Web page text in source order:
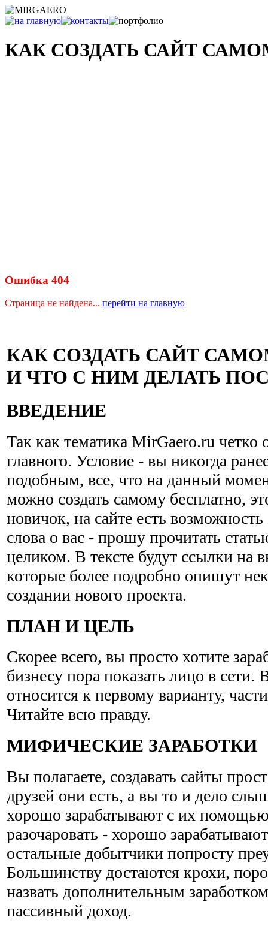
КАК СОЗДАТЬ САЙТ
Ошибка 404
Страница не найдена... перейти на главную
КАК СОЗДАТЬ САЙТ
И ЧТО С НИМ ДЕЛАТЬ
ВВЕДЕНИЕ
Так как тематика MirGaero.ru четко
главного. Условие - вы никогда
подобным, все, что на данный
можно создать самому бесплатно,
новичок, на сайте есть возможность
слова о вас - прошу прочитать
целиком. В тексте будут ссылки на
которые более подробно опишут
создании нового проекта.
ПЛАН И ЦЕЛЬ
Скорее всего, вы просто хотите
бизнесу пора показать лицо в сети.
относится к первому варианту,
Читайте всю правду.
МИФИЧЕСКИЕ ЗАРАБОТКИ
Вы полагаете, создавать сайты
друзей они есть, а вы то и дело
хорошо зарабатывают с их
разочаровать - хорошо
остальные добытчики попросту
Большинству достаются крохи,
назвать дополнительным
пассивный доход.